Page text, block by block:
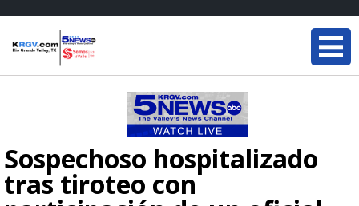
Sospechoso hospitalizado
tras tiroteo con